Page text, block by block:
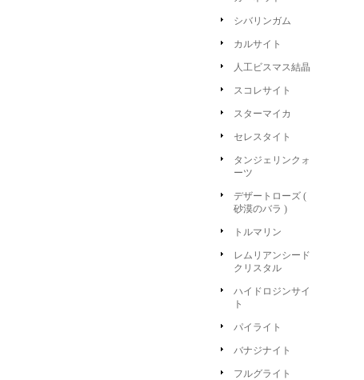
シバリンガム
カルサイト
人工ビスマス結晶
スコレサイト
スターマイカ
セレスタイト
タンジェリンクォ
ーツ
デザートローズ (
砂漠のバラ )
トルマリン
レムリアンシード
クリスタル
ハイドロジンサイ
ト
パイライト
バナジナイト
フルグライト